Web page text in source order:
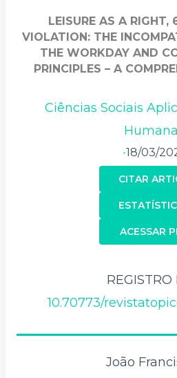
LEISURE AS A RIGHT,
VIOLATION: THE
THE WORKDAY AND
PRINCIPLES – A
Ciências Sociais
•18/03/
CITAR
ACESSAR
REGISTRO
10.70773/
João